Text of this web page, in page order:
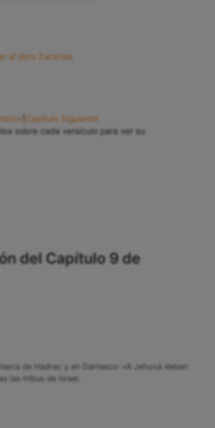
al libro Zacarías
Capítulo Siguiente
sobre cada versículo para ver su
del Capítulo 9 de
de Hadrac y en Damasco: «A Jehová deben
las tribus de Israel.